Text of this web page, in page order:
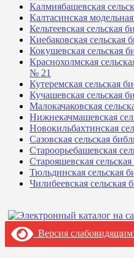
Калмиябашевская
Калтасинская
Кельтеевская сельская
Киебаковская
Кокушевская сельская
Краснохолмская
№ 21
Кутеремская сельская
Кучашевская сельская
Малокачаковская
Нижнекачмашевская
Новокильбахтинская
Сазовская сельская
Староорьебашевская
Старояшевская
Тюльдинская сельская
Чилибеевская
Версия